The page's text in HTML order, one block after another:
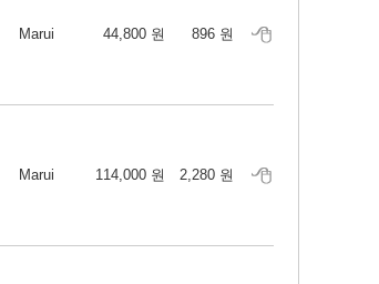
Marui 44,800 원 896 원
Marui 114,000 원 2,280 원